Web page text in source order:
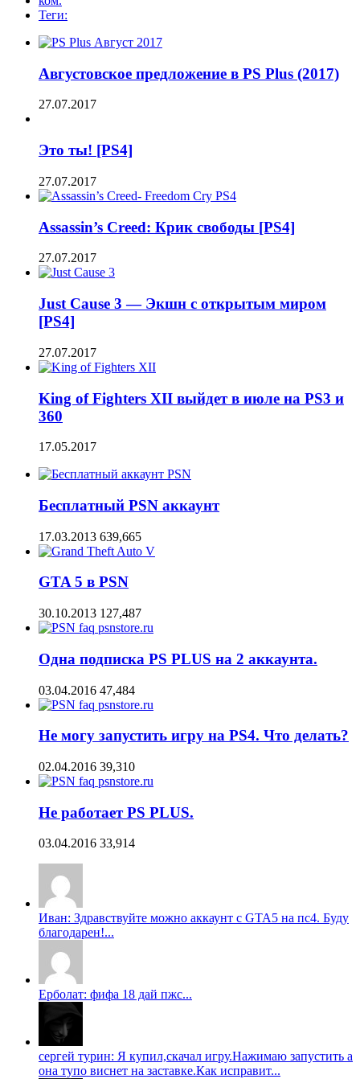
Теги:
Августовское предложение в PS Plus (2017)
27.07.2017
Это ты! [PS4]
27.07.2017
Assassin’s Creed: Крик свободы [PS4]
27.07.2017
Just Cause 3 — Экшн с открытым миром
[PS4]
27.07.2017
King of Fighters XII выйдет в июле на PS3 и
360
17.05.2017
Бесплатный PSN аккаунт
17.03.2013 639,665
GTA 5 в PSN
30.10.2013 127,487
Одна подписка PS PLUS на 2 аккаунта.
03.04.2016 47,484
Не могу запустить игру на PS4. Что делать?
02.04.2016 39,310
Не работает PS PLUS.
03.04.2016 33,914
Иван: Здравствуйте можно аккаунт с GTA5 на пс4. Буду
благодарен!...
Ерболат: фифа 18 дай пжс...
сергей турин: Я купил,скачал игру.Нажимаю запустить а
она тупо виснет на заставке.Как исправит...